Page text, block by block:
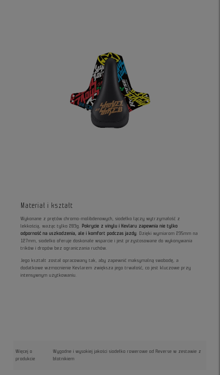
Materiał i kształt
Wykonane z prętów chromo-molibdenowych, siodełko łączy wytrzymałość z
lekkością, ważąc tylko 283g. Pokrycie z vinylu i Kevlaru zapewnia nie tylko
odporność na uszkodzenia, ale i komfort podczas jazdy. Dzięki wymiarom 235mm na
127mm, siodełko oferuje doskonałe wsparcie i jest przystosowane do wykonywania
trików i dropów bez ograniczania ruchów.
Jego kształt został opracowany tak, aby zapewnić maksymalną swobodę, a
dodatkowe wzmocnienie Kevlarem zwiększa jego trwałość, co jest kluczowe przy
intensywnym użytkowaniu.
Więcej o
produkcie
Wygodne i wysokiej jakości siodełko rowerowe od Reverse w zestawie z
błotnikiem